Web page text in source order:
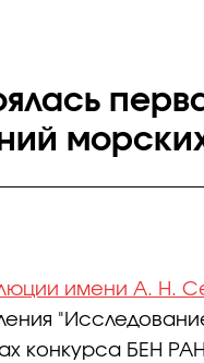
имени А. Н.
конкурса БЕН